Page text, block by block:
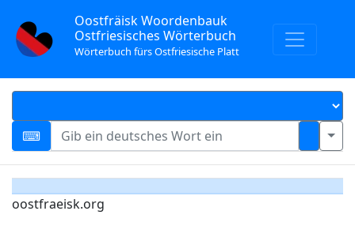
Oostfräisk Woordenbauk
Ostfriesisches Wörterbuch
Wörterbuch fürs Ostfriesische Platt
oostfraeisk.org